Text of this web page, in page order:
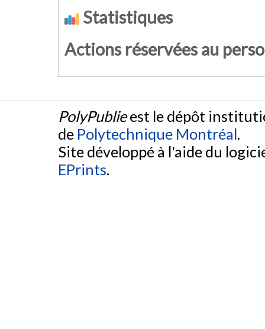
Statistiques
Actions réservées au
PolyPublieest le dépôt
de Polytechnique Montréal.
Site développé à l'aide du
EPrints.